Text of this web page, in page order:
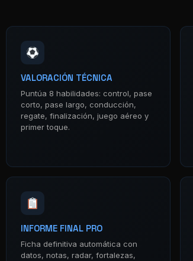
VALORACIÓN TÉCNICA
Puntúa 8 habilidades: control, pase
corto, pase largo, conducción,
regate, finalización, juego aéreo y
primer toque.
INFORME FINAL PRO
Ficha definitiva automática con
datos, notas, radar, fortalezas,